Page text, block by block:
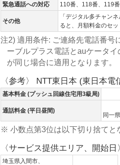
緊急通話への対応
110番、118番、119
その他
「デジタル多チャン
ると、月額料金のセ
注2) 適用条件: ご連絡先電話番号
ーブルプラス電話とauケータ
が同じ場合に適用となります。
〈参考〉 NTT東日本 (東日本
基本料金 (プッシュ回線住宅用3級局)
通話料金 (平日昼間)
同一
※ 小数点第3位は以下切り捨てと
〈サービス提供エリア、開始日
埼玉県入間市、